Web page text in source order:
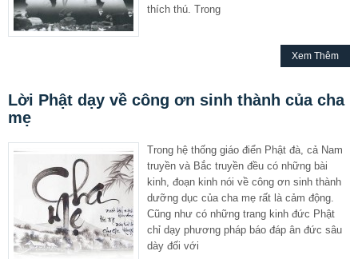
thích thú. Trong
Xem Thêm
Lời Phật dạy về công ơn sinh thành của cha
mẹ
Trong hệ thống giáo điển Phật đà, cả Nam
truyền và Bắc truyền đều có những bài
kinh, đoạn kinh nói về công ơn sinh thành
dưỡng dục của cha mẹ rất là cảm động.
Cũng như có những trang kinh đức Phật
chỉ dạy phương pháp báo đáp ân đức sâu
dày đối với